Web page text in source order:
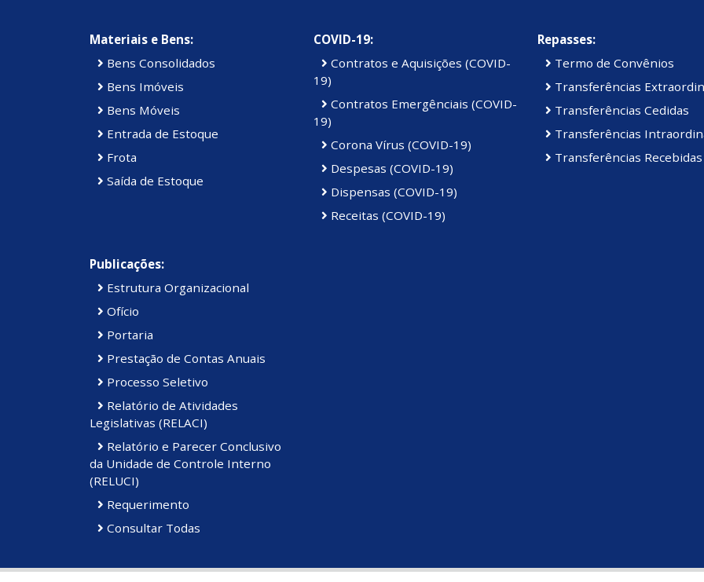
Materiais e Bens:
Bens Consolidados
Bens Imóveis
Bens Móveis
Entrada de Estoque
Frota
Saída de Estoque
COVID-19:
Contratos e Aquisições (COVID-
19)
Contratos Emergênciais (COVID-
19)
Corona Vírus (COVID-19)
Despesas (COVID-19)
Dispensas (COVID-19)
Receitas (COVID-19)
Repasses:
Termo de Convênios
Transferências
Transferências Cedidas
Transferências
Transferências Recebidas
Publicações:
Estrutura Organizacional
Ofício
Portaria
Prestação de Contas Anuais
Processo Seletivo
Relatório de Atividades
Legislativas (RELACI)
Relatório e Parecer Conclusivo
da Unidade de Controle Interno
(RELUCI)
Requerimento
Consultar Todas